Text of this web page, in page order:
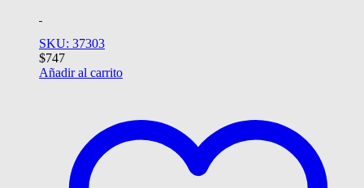
SKU: 37303
$747
Añadir al carrito